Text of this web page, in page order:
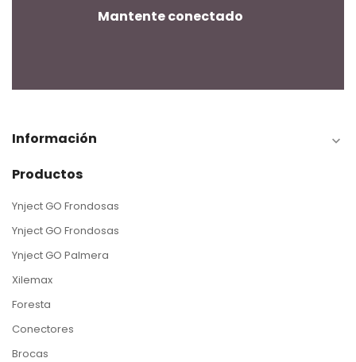
Mantente conectado
Información 
Productos
Ynject GO Frondosas
Ynject GO Frondosas
Ynject GO Palmera
Xilemax
Foresta
Conectores
Brocas